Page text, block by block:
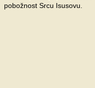
pobožnost Srcu Isusovu.